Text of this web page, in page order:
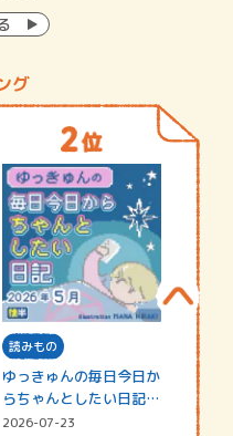
グ
読みもの
ゆっきゅんの毎日今日か
らちゃんとしたい日記
☆202…
2026-07-23